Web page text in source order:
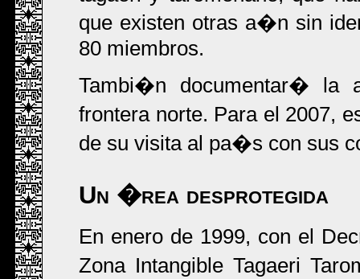
que existen otras a�n sin
80 miembros.
Tambi�n documentar� la
frontera norte. Para el 2007,
de su visita al pa�s con sus
Un �rea desprotegida
En enero de 1999, con el
Zona Intangible Tagaeri